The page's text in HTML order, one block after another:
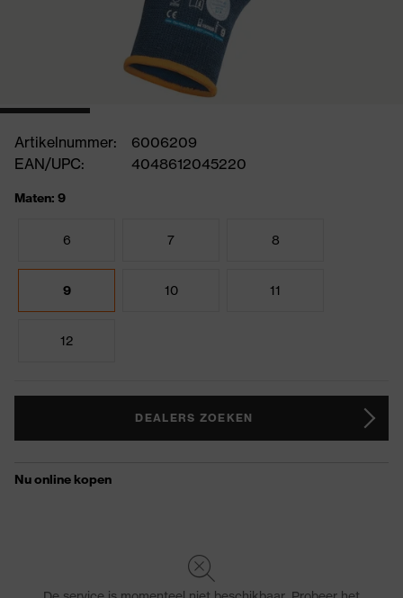
Artikelnummer:
6006209
EAN/UPC:
4048612045220
Maten: 9
6 7 8
9 10 11
12
DEALERS ZOEKEN